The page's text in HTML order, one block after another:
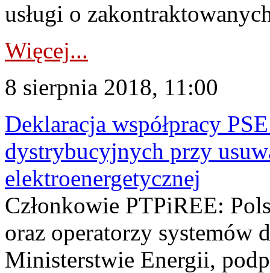
usługi o
Więcej...
8 sierpnia 2018, 11:00
Deklaracja współpracy
dystrybucyjnych przy
elektroenergetycznej
Członkowie PTPiREE:
oraz operatorzy systemów
Ministerstwie Energii,